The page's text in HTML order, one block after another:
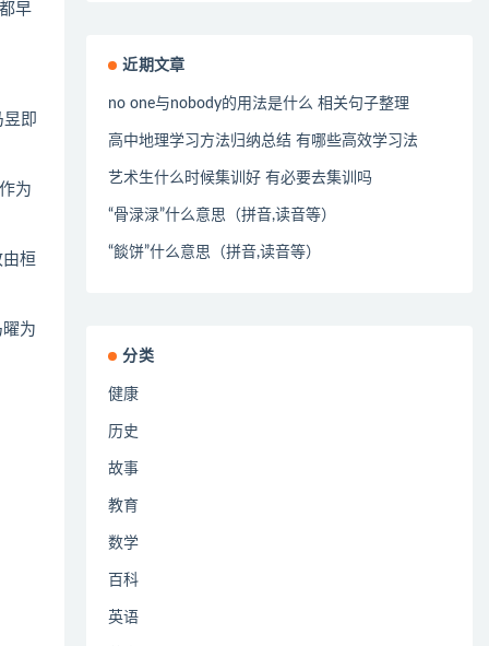
早
即
为
桓
为
近期文章
no one与nobody的用法是什么 相关句子整理
高中地理学习方法归纳总结 有哪些高效学习法
艺术生什么时候集训好 有必要去集训吗
“骨渌渌”什么意思（拼音,读音等）
“餤饼”什么意思（拼音,读音等）
分类
健康
历史
故事
教育
数学
百科
英语